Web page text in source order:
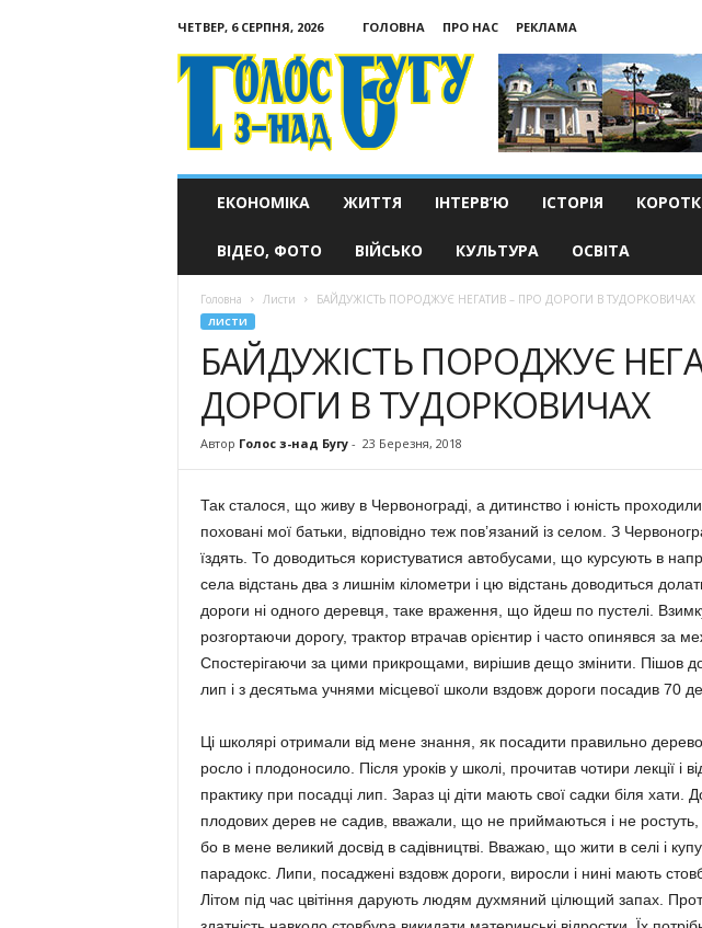
ЧЕТВЕР, 6 СЕРПНЯ, 2026 ГОЛОВНА ПРО НАС
РЕКЛАМА
Голос
з-
ЕКОНОМІКА ЖИТТЯ ІНТЕРВ’Ю ІСТОРІЯ
ВІДЕО, ФОТО ВІЙСЬКО КУЛЬТУРА ОСВІТА
Головна Листи БАЙДУЖІСТЬ ПОРОДЖУЄ НЕГАТИВ – ПРО ДОРОГИ В ТУДОРКОВИЧАХ
ЛИСТИ
БАЙДУЖІСТЬ ПОРОДЖУЄ
ДОРОГИ В ТУДОРКОВИЧАХ
Автор Голос з-над Бугу- 23 Березня, 2018
Так сталося, що живу в Червонограді, а дитинство і юність
поховані мої батьки, відповідно теж пов’язаний із селом. З
їздять. То доводиться користуватися автобусами, що курсують в
села відстань два з лишнім кілометри і цю відстань доводиться
дороги ні одного деревця, таке враження, що йдеш по пустелі. Взимку
розгортаючи дорогу, трактор втрачав орієнтир і часто опинявся за
Спостерігаючи за цими прикрощами, вирішив дещо змінити. Пішов до
лип і з десятьма учнями місцевої школи вздовж дороги посадив 70
Ці школярі отримали від мене знання, як посадити правильно
росло і плодоносило. Після уроків у школі, прочитав чотири лекції і
практику при посадці лип. Зараз ці діти мають свої садки біля хати.
плодових дерев не садив, вважали, що не приймаються і не ростуть,
бо в мене великий досвід в садівництві. Вважаю, що жити в селі і
парадокс. Липи, посаджені вздовж дороги, виросли і нині мають
Літом під час цвітіння дарують людям духмяний цілющий запах.